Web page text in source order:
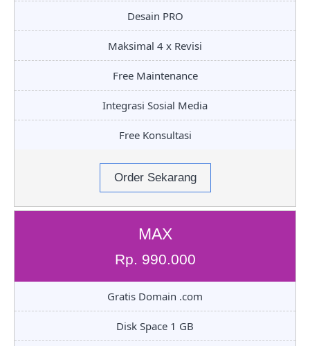
Desain PRO
Maksimal 4 x Revisi
Free Maintenance
Integrasi Sosial Media
Free Konsultasi
Order Sekarang
MAX
Rp. 990.000
Gratis Domain .com
Disk Space 1 GB